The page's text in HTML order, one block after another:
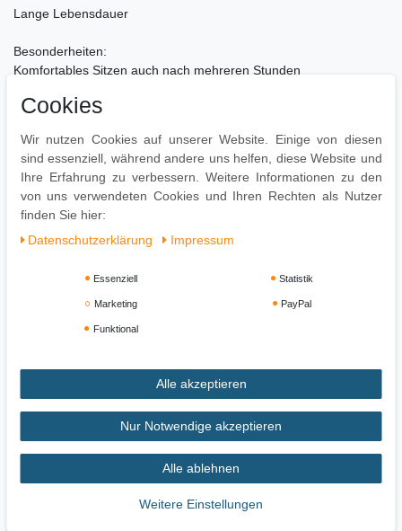
Lange Lebensdauer
Besonderheiten:
Komfortables Sitzen auch nach mehreren Stunden
Pflegeleichte Oberflächen
Pflegehinweise:
Leichte Verschmutzung mit feuchtem Baumwolltuch abwischen
Oberflächen nur mit geeignetem Aufsatz absaugen
Keine Haushaltsreiniger verwenden
Impressum Daten­schutz­erklärung AGB
Widerrufs­recht Vertrag widerrufen
Cookies
Wir nutzen Cookies auf unserer Website. Einige von diesen
sind essenziell, während andere uns helfen, diese Website und
Ihre Erfahrung zu verbessern. Weitere Informationen zu den
von uns verwendeten Cookies und Ihren Rechten als Nutzer
finden Sie hier:
Daten­schutz­erklärung
Impressum
Essenziell Statistik
Marketing PayPal
Funktional
Alle akzeptieren
Nur Notwendige akzeptieren
Alle ablehnen
Weitere Einstellungen